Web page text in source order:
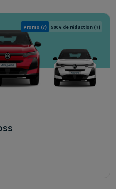
Promo (7) 500 € de réduction (7)